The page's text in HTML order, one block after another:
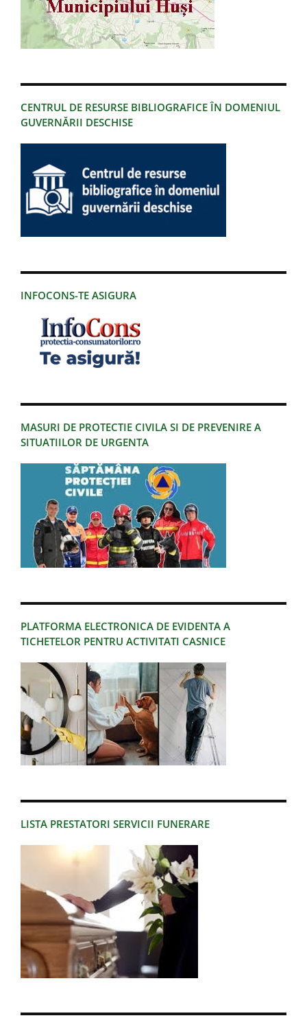
CENTRUL DE RESURSE BIBLIOGRAFICE ÎN DOMENIUL
GUVERNĂRII DESCHISE
INFOCONS-TE ASIGURA
MASURI DE PROTECTIE CIVILA SI DE PREVENIRE A
SITUATIILOR DE URGENTA
PLATFORMA ELECTRONICA DE EVIDENTA A
TICHETELOR PENTRU ACTIVITATI CASNICE
LISTA PRESTATORI SERVICII FUNERARE